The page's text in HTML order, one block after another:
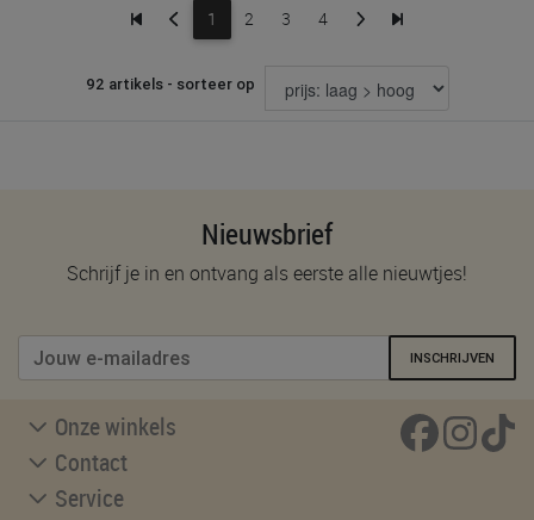
1 2 3 4
92 artikels - sorteer op
Nieuwsbrief
Schrijf je in en ontvang als eerste alle nieuwtjes!
INSCHRIJVEN
Onze winkels
Contact
Service